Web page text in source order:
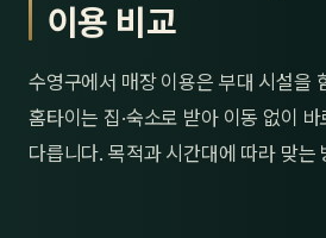
이용 비교
수영구에서 매장 이용은 부대 시설을
홈타이는 집·숙소로 받아 이동 없이 바
다릅니다. 목적과 시간대에 따라 맞는